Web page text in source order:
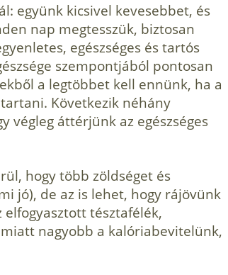
együnk kicsivel kevesebbet, és
nap megtesszük, bizto­san
egészséges és tartós
szempontjából pon­tosan
a legtöbbet kell ennünk, ha a
Következik néhány
végleg áttérjünk az egészséges
hogy több zöldséget és
jó), de az is lehet, hogy rájövünk
tésztafélék,
nagyobb a kalóriabevitelünk,